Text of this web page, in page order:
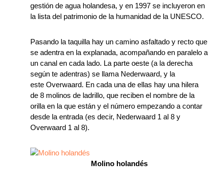
gestión de agua holandesa, y en 1997 se incluyeron en
la lista del patrimonio de la humanidad de la UNESCO.
Pasando la taquilla hay un camino asfaltado y recto que
se adentra en la explanada, acompañando en paralelo a
un canal en cada lado. La parte oeste (a la derecha
según te adentras) se llama Nederwaard, y la
este Overwaard. En cada una de ellas hay una hilera
de 8 molinos de ladrillo, que reciben el nombre de la
orilla en la que están y el número empezando a contar
desde la entrada (es decir, Nederwaard 1 al 8 y
Overwaard 1 al 8).
Molino holandés